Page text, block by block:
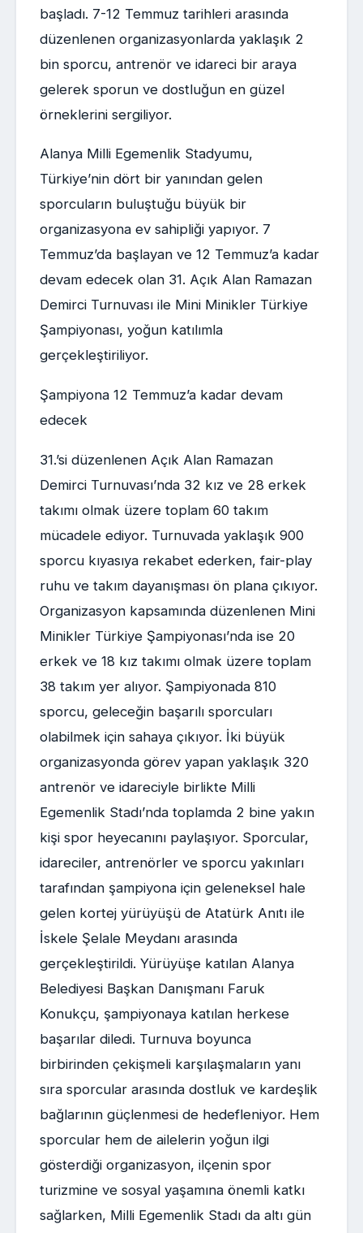
başladı. 7-12 Temmuz tarihleri arasında
düzenlenen organizasyonlarda yaklaşık 2
bin sporcu, antrenör ve idareci bir araya
gelerek sporun ve dostluğun en güzel
örneklerini sergiliyor.
Alanya Milli Egemenlik Stadyumu,
Türkiye’nin dört bir yanından gelen
sporcuların buluştuğu büyük bir
organizasyona ev sahipliği yapıyor. 7
Temmuz’da başlayan ve 12 Temmuz’a kadar
devam edecek olan 31. Açık Alan Ramazan
Demirci Turnuvası ile Mini Minikler Türkiye
Şampiyonası, yoğun katılımla
gerçekleştiriliyor.
Şampiyona 12 Temmuz’a kadar devam
edecek
31.’si düzenlenen Açık Alan Ramazan
Demirci Turnuvası’nda 32 kız ve 28 erkek
takımı olmak üzere toplam 60 takım
mücadele ediyor. Turnuvada yaklaşık 900
sporcu kıyasıya rekabet ederken, fair-play
ruhu ve takım dayanışması ön plana çıkıyor.
Organizasyon kapsamında düzenlenen Mini
Minikler Türkiye Şampiyonası’nda ise 20
erkek ve 18 kız takımı olmak üzere toplam
38 takım yer alıyor. Şampiyonada 810
sporcu, geleceğin başarılı sporcuları
olabilmek için sahaya çıkıyor. İki büyük
organizasyonda görev yapan yaklaşık 320
antrenör ve idareciyle birlikte Milli
Egemenlik Stadı’nda toplamda 2 bine yakın
kişi spor heyecanını paylaşıyor. Sporcular,
idareciler, antrenörler ve sporcu yakınları
tarafından şampiyona için geleneksel hale
gelen kortej yürüyüşü de Atatürk Anıtı ile
İskele Şelale Meydanı arasında
gerçekleştirildi. Yürüyüşe katılan Alanya
Belediyesi Başkan Danışmanı Faruk
Konukçu, şampiyonaya katılan herkese
başarılar diledi. Turnuva boyunca
birbirinden çekişmeli karşılaşmaların yanı
sıra sporcular arasında dostluk ve kardeşlik
bağlarının güçlenmesi de hedefleniyor. Hem
sporcular hem de ailelerin yoğun ilgi
gösterdiği organizasyon, ilçenin spor
turizmine ve sosyal yaşamına önemli katkı
sağlarken, Milli Egemenlik Stadı da altı gün